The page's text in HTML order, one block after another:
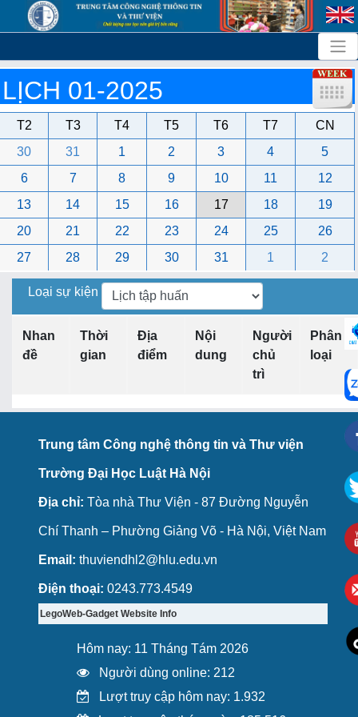
LỊCH 01-2025
T2 T3 T4 T5 T6 T7
CN
30
31 1 2 3 4
5
6
7 8 9 10 11
12
13
14 15 16 17 18
19
20
21 22 23 24 25
26
27
28 29 30 31 1 2
Loại sự kiện
Nhan
đề
Thời
gian
Địa
điểm
Nội
dung
Người
chủ
trì
Phân
loại
Trung tâm Công nghệ thông tin và Thư viện
Trường Đại Học Luật Hà Nội
Địa chỉ: Tòa nhà Thư Viện - 87 Đường Nguyễn
Chí Thanh – Phường Giảng Võ - Hà Nội, Việt Nam
Email: thuviendhl2@hlu.edu.vn
Điện thoại: 0243.773.4549
LegoWeb-Gadget Website Info
Hôm nay: 11 Tháng Tám 2026
Người dùng online: 212
Lượt truy cập hôm nay: 1.932